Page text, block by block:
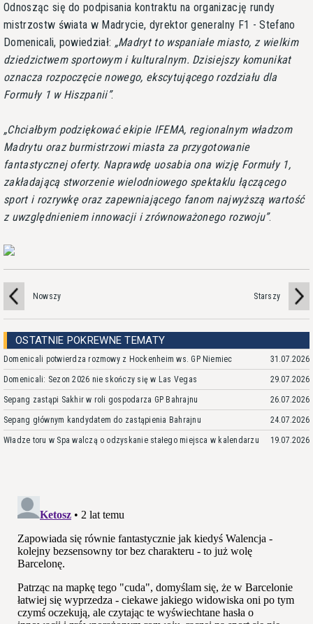
Odnosząc się do podpisania kontraktu na organizację rundy
mistrzostw świata w Madrycie, dyrektor generalny F1 - Stefano
Domenicali, powiedział:
Madryt to wspaniałe miasto, z wielkim
dziedzictwem sportowym i kulturalnym. Dzisiejszy komunikat
oznacza rozpoczęcie nowego, ekscytującego rozdziału dla
Formuły 1 w Hiszpanii .
Chciałbym podziękować ekipie IFEMA, regionalnym władzom
Madrytu oraz burmistrzowi miasta za przygotowanie
fantastycznej oferty. Naprawdę uosabia ona wizję Formuły 1,
zakładającą stworzenie wielodniowego spektaklu łączącego
sport i rozrywkę oraz zapewniającego fanom najwyższą wartość
z uwzględnieniem innowacji i zrównoważonego rozwoju .
Nowszy Starszy
OSTATNIE POKREWNE TEMATY
Domenicali potwierdza rozmowy z Hockenheim ws. GP Niemiec 31.07.2026
Domenicali: Sezon 2026 nie skończy się w Las Vegas 29.07.2026
Sepang zastąpi Sakhir w roli gospodarza GP Bahrajnu 26.07.2026
Sepang głównym kandydatem do zastąpienia Bahrajnu 24.07.2026
Władze toru w Spa walczą o odzyskanie stałego miejsca w kalendarzu 19.07.2026